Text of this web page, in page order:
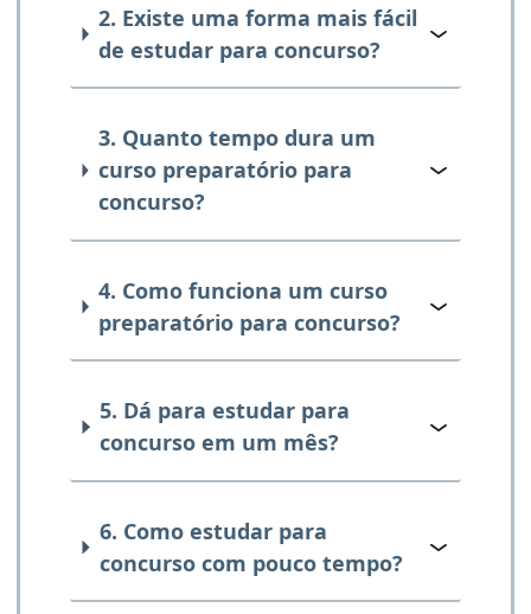
2. Existe uma forma mais fácil
de estudar para concurso?
3. Quanto tempo dura um
curso preparatório para
concurso?
4. Como funciona um curso
preparatório para concurso?
5. Dá para estudar para
concurso em um mês?
6. Como estudar para
concurso com pouco tempo?